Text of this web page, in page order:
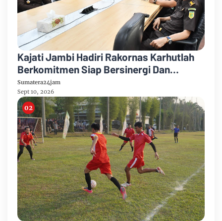
Kajati Jambi Hadiri Rakornas Karhutlah
Berkomitmen Siap Bersinergi Dan
Kolaborasi Dalam Penanganan Karhutla
Sumatera24jam
Sept 10, 2026